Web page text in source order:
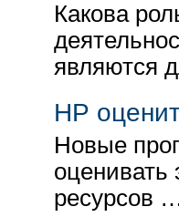
Какова
являются
HP
Новые
ресурсов